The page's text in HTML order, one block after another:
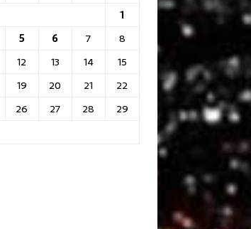
1
5 6 7
8
12 13 14
15
19 20 21
22
26 27 28
29